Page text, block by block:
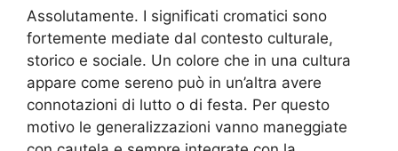
Assolutamente. I significati cromatici sono
fortemente mediate dal contesto culturale,
storico e sociale. Un colore che in una cultura
appare come sereno può in un’altra avere
connotazioni di lutto o di festa. Per questo
motivo le generalizzazioni vanno maneggiate